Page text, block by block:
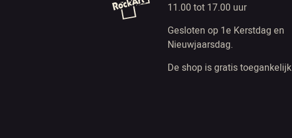
11.00 tot 17.00 uur
Gesloten op 1e Kerstdag en
Nieuwjaarsdag.
De shop is gratis toegankelijk